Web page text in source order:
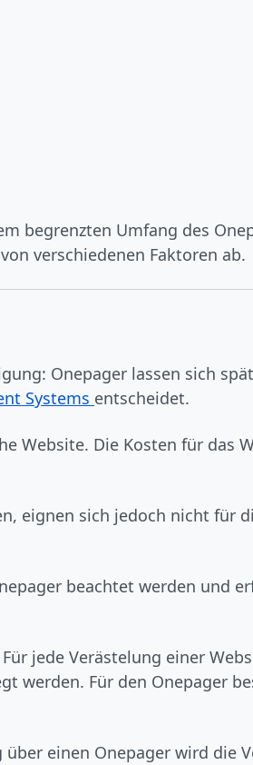
begrenzten Umfang des
verschiedenen Faktoren ab.
Onepager lassen sich
Systems entscheidet.
Website. Die Kosten für das
eignen sich jedoch nicht für
beachtet werden und
jede Verästelung einer
werden. Für den Onepager
einen Onepager wird die